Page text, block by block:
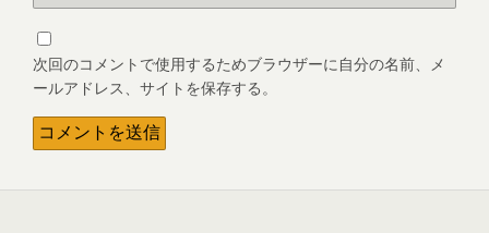
次回のコメントで使用するためブラウザーに自分の名前、メ
ールアドレス、サイトを保存する。